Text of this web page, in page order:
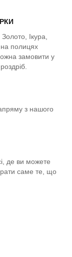
Ікура,
на полицях
замовити у
з нашого
де ви можете
саме те, що